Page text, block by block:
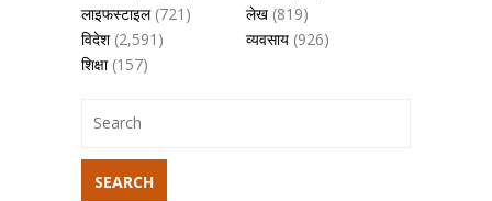
लाइफस्टाइल(721) लेख (819)
विदेश(2,591) व्यवसाय (926)
शिक्षा(157)